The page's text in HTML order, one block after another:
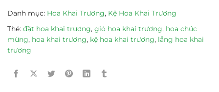
Danh mục: Hoa Khai Trương, Kệ Hoa Khai Trương
Thẻ: đặt hoa khai trương, giỏ hoa khai trương, hoa chúc
mừng, hoa khai trương, kệ hoa khai trương, lẵng hoa khai
trương